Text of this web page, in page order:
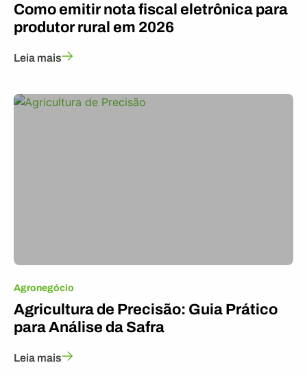
Como emitir nota fiscal eletrônica para
produtor rural em 2026
Leia mais
Agronegócio
Agricultura de Precisão: Guia Prático
para Análise da Safra
Leia mais